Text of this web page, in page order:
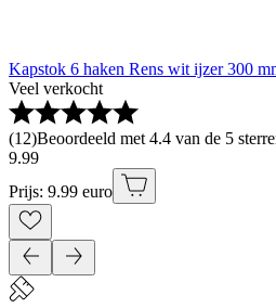
Kapstok 6 haken Rens wit ijzer 300
Veel verkocht
(12)Beoordeeld met 4.4 van de 5
9.99
Prijs: 9.99 euro